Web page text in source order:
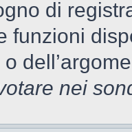
di
funzioni
nei